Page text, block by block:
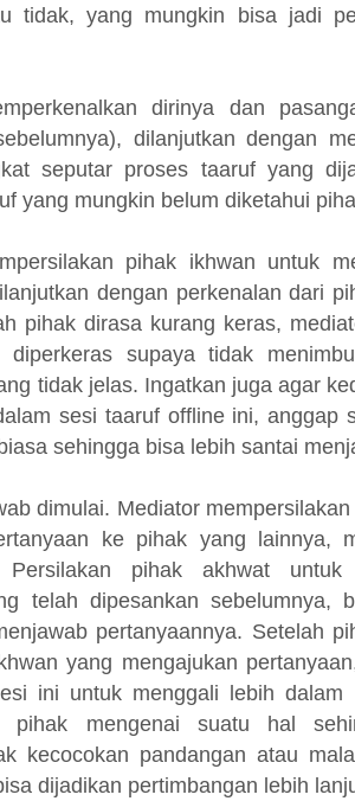
tidak, yang mungkin bisa jadi
dirinya dan
dilanjutkan dengan
seputar proses taaruf yang
yang mungkin belum diketahui
pihak ikhwan untuk
dengan perkenalan dari
pihak dirasa kurang keras,
supaya tidak
tidak jelas. Ingatkan juga agar
sesi taaruf offline ini, anggap
sehingga bisa lebih santai
dimulai. Mediator
ke pihak yang lainnya,
pihak akhwat untuk
telah dipesankan sebelumnya,
pertanyaannya. Setelah
yang mengajukan
ini untuk menggali lebih
pihak mengenai suatu hal
kecocokan pandangan atau
dijadikan pertimbangan lebih